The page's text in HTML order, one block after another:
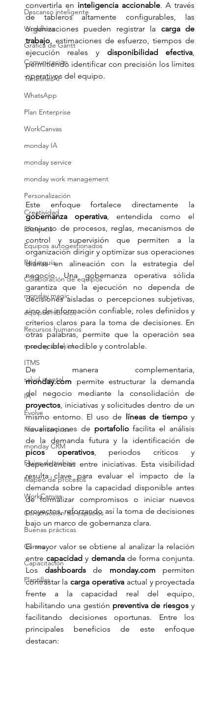
Descanso inteligente
Workflows
Gráfica de Gantt
Comunicación
TimelinesAI
WhatsApp
Plan Enterprise
WorkCanvas
monday IA
monday service
monday work management
Personalización
Creatividad
Eficiencia
Equipos autogestionados
Redarquía
Colaboración de equipos
monday magic
equipos hibridos
Recursos humanos
monday sidekick
ITMS
salud mental
IA
Evolve
Plan enterprise
monday CRM
Flujos de trabajo
Mapeo de procesos
WorkCanvas
Construcción de espacios
Buenas prácticas
Cursos
Capacitación
Plantillas
convertirla en inteligencia accionable. A través
de tableros altamente configurables, las
organizaciones pueden registrar la carga de
trabajo, estimaciones de esfuerzo, tiempos de
ejecución reales y disponibilidad efectiva,
permitiendo identificar con precisión los límites
operativos del equipo.
gobernanza operativa, entendida como el
conjunto de procesos, reglas, mecanismos de
control y supervisión que permiten a la
organización dirigir y optimizar sus operaciones
diarias en alineación con la estrategia del
negocio. Una gobernanza operativa sólida
garantiza que la ejecución no dependa de
decisiones aisladas o percepciones subjetivas,
sino de información confiable, roles definidos y
criterios claros para la toma de decisiones. En
otras palabras, permite que la operación sea
predecible, medible y controlable.
monday.com permite estructurar la demanda
proyectos, iniciativas y solicitudes dentro de un
mismo entorno. El uso de
líneas de tiempo y
visualizaciones de portafolio facilita el análisis
picos operativos, periodos críticos y
dependencias entre iniciativas. Esta visibilidad
resulta clave para evaluar el impacto de la
demanda sobre la capacidad disponible antes
de formalizar compromisos o iniciar nuevos
proyectos, reforzando así la toma de decisiones
bajo un marco de gobernanza clara.
El mayor valor se obtiene al analizar la relación
entre capacidad y demanda de forma conjunta.
Los dashboards de monday.com permiten
contrastar la carga operativa actual y proyectada
frente a la capacidad real del equipo,
habilitando una gestión preventiva de riesgos y
facilitando decisiones oportunas. Entre los
principales beneficios de este enfoque
destacan: